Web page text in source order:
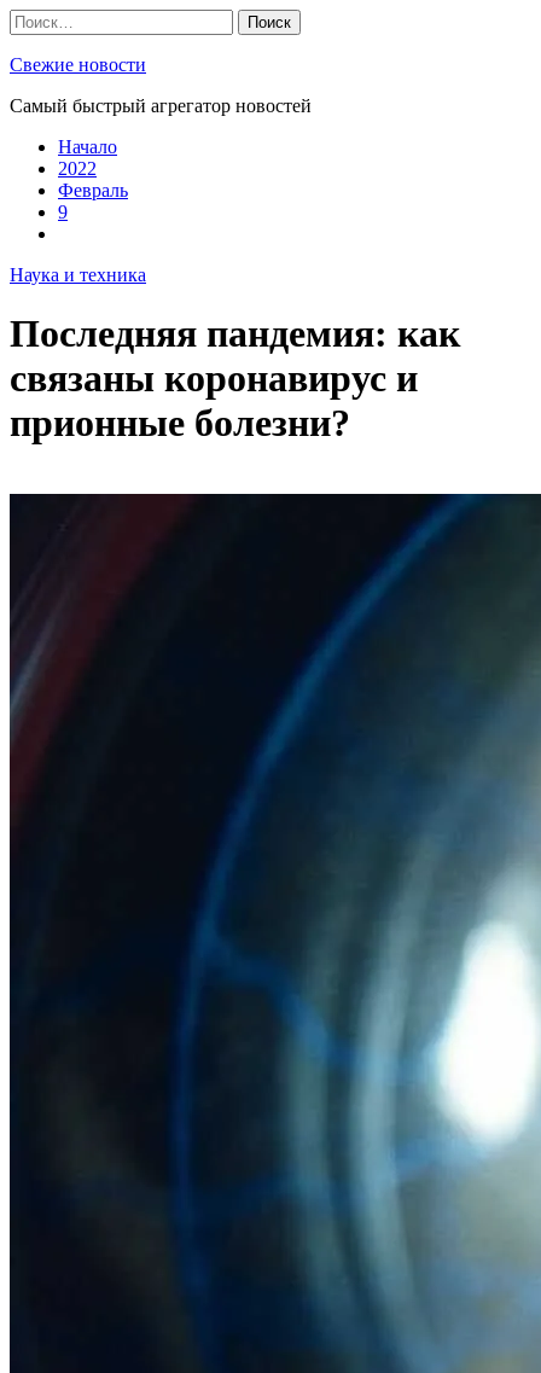
Skip
to
content
Найти:
Свежие новости
Самый быстрый агрегатор новостей
Начало
2022
Февраль
9
Наука и техника
Последняя пандемия: как
связаны коронавирус и
прионные болезни?